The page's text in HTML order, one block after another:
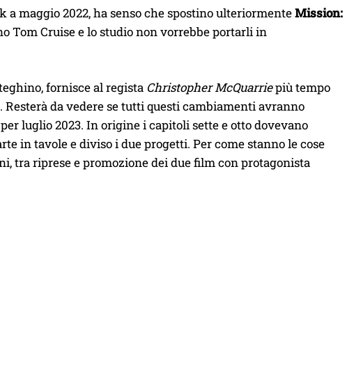
maggio 2022, ha senso che spostino ulteriormenteMission:
Tom Cruise e lo studio non vorrebbe portarli in
fornisce al regista Christopher McQuarriepiù tempo
da vedere se tutti questi cambiamenti avranno
luglio 2023. In origine i capitoli sette e otto dovevano
in tavole e diviso i due progetti. Per come stanno le cose
tra riprese e promozione dei due film con protagonista